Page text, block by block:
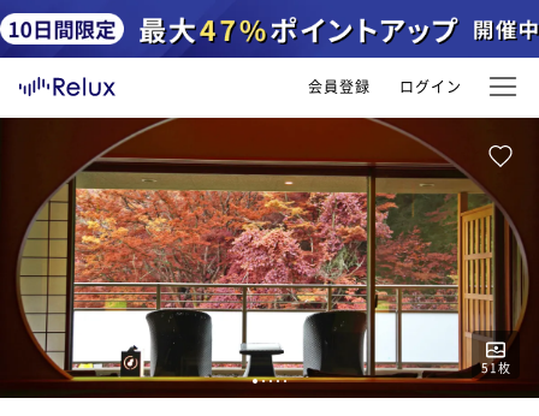
会員登録 ログイン
51枚
12345